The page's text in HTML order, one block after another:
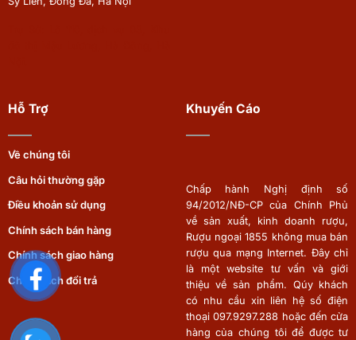
Hỗ Trợ
Về chúng tôi
Câu hỏi thường gặp
Điều khoản sử dụng
Chính sách bán hàng
Chính sách giao hàng
Chính sách đổi trả
Khuyến Cáo
Chấp hành Nghị định số
94/2012/NĐ-CP của Chính Phủ
về sản xuất, kinh doanh rượu,
Rượu ngoại 1855 không mua bán
rượu qua mạng Internet. Đây chỉ
là một website tư vấn và giới
thiệu về sản phẩm. Qúy khách
có nhu cầu xin liên hệ số điện
thoại 097.9297.288 hoặc đến cửa
hàng của chúng tôi để được tư